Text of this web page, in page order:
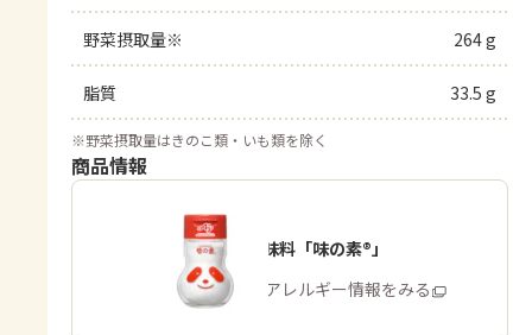
野菜摂取量※ 264 g
脂質 33.5 g
※野菜摂取量はきのこ類・いも類を除く
商品情報
うま味調味料「味の素®」
商品・アレルギー情報をみる